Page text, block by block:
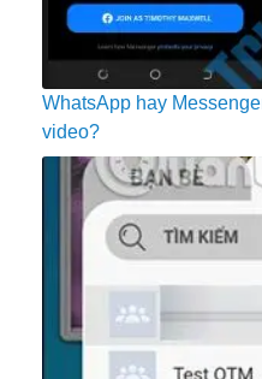
WhatsApp hay
video?